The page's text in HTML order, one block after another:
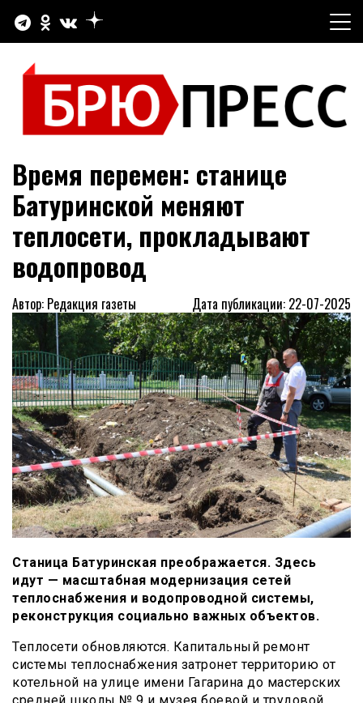
содержимому
БРЮПРЕСС
Официальный сайт газеты "Брюховецкие новости"
Время перемен: станице
Батуринской меняют
теплосети, прокладывают
водопровод
Автор: Редакция газеты Дата публикации: 22-07-2025
Станица Батуринская преображается. Здесь
идут — масштабная модернизация сетей
теплоснабжения и водопроводной системы,
реконструкция социально важных объектов.
Теплосети обновляются. Капитальный ремонт
системы теплоснабжения затронет территорию от
котельной на улице имени Гагарина до мастерских
средней школы № 9 и музея боевой и трудовой